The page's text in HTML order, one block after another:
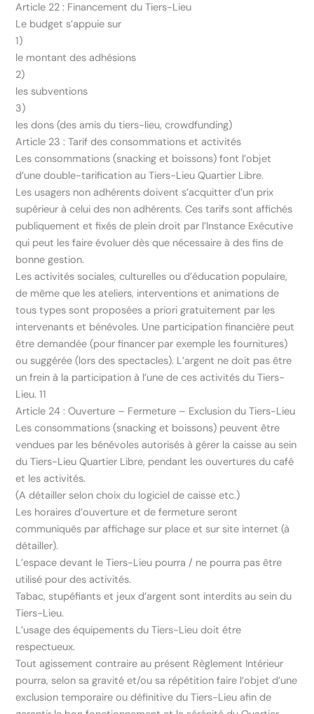
Article 22 : Financement du Tiers-Lieu
Le budget s’appuie sur
1)
le montant des adhésions
2)
les subventions
3)
les dons (des amis du tiers-lieu, crowdfunding)
Article 23 : Tarif des consommations et activités
Les consommations (snacking et boissons) font l’objet
d’une double-tarification au Tiers-Lieu Quartier Libre.
Les usagers non adhérents doivent s’acquitter d’un prix
supérieur à celui des non adhérents. Ces tarifs sont affichés
publiquement et fixés de plein droit par l’Instance Exécutive
qui peut les faire évoluer dès que nécessaire à des fins de
bonne gestion.
Les activités sociales, culturelles ou d’éducation populaire,
de même que les ateliers, interventions et animations de
tous types sont proposées a priori gratuitement par les
intervenants et bénévoles. Une participation financière peut
être demandée (pour financer par exemple les fournitures)
ou suggérée (lors des spectacles). L’argent ne doit pas être
un frein à la participation à l’une de ces activités du Tiers-
Lieu. 11
Article 24 : Ouverture – Fermeture – Exclusion du Tiers-Lieu
Les consommations (snacking et boissons) peuvent être
vendues par les bénévoles autorisés à gérer la caisse au sein
du Tiers-Lieu Quartier Libre, pendant les ouvertures du café
et les activités.
(A détailler selon choix du logiciel de caisse etc.)
Les horaires d’ouverture et de fermeture seront
communiqués par affichage sur place et sur site internet (à
détailler).
L’espace devant le Tiers-Lieu pourra / ne pourra pas être
utilisé pour des activités.
Tabac, stupéfiants et jeux d’argent sont interdits au sein du
Tiers-Lieu.
L’usage des équipements du Tiers-Lieu doit être
respectueux.
Tout agissement contraire au présent Règlement Intérieur
pourra, selon sa gravité et/ou sa répétition faire l’objet d’une
exclusion temporaire ou définitive du Tiers-Lieu afin de